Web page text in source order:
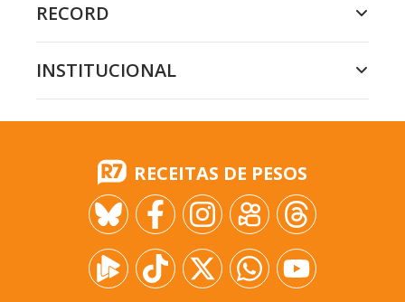
RECORD
INSTITUCIONAL
RECEITAS DE PESOS